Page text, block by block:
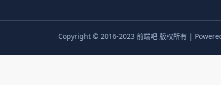
Copyright © 2016-2023 前端吧 版权所有 |